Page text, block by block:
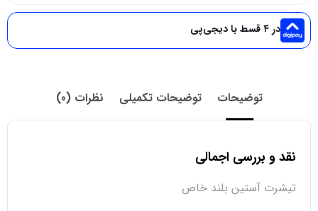
در ۴ قسط با دیجی‌پی
توضیحات توضیحات تکمیلی نظرات (0)
نقد و بررسی اجمالی
تیشرت آستین بلند خاص